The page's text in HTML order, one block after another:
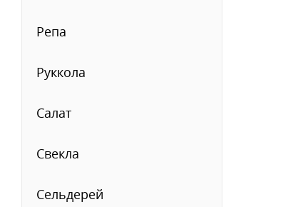
Репа
Руккола
Салат
Свекла
Сельдерей